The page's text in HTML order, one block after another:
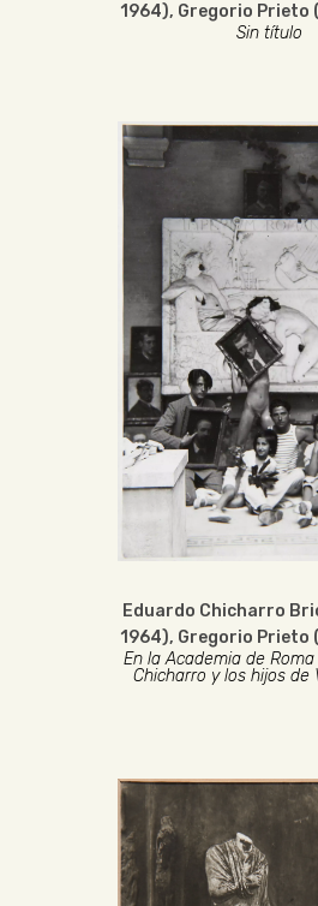
1964), Gregorio Prieto
Sin título
Eduardo Chicharro
1964), Gregorio Prieto
En la Academia de
Chicharro y los hijos de